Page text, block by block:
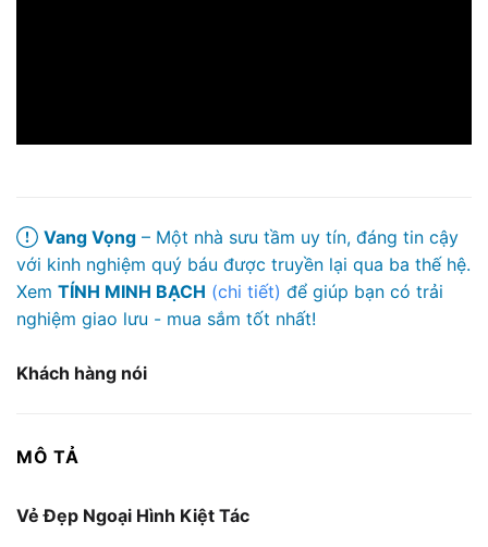
Vang Vọng – Một nhà sưu tầm uy tín, đáng tin cậy
với kinh nghiệm quý báu được truyền lại qua ba thế hệ.
Xem TÍNH MINH BẠCH (chi tiết) để giúp bạn có trải
nghiệm giao lưu - mua sắm tốt nhất!
Khách hàng nói
MÔ TẢ
Vẻ Đẹp Ngoại Hình Kiệt Tác